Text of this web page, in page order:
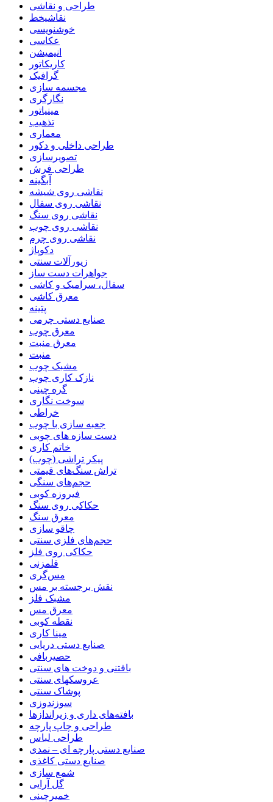
طراحی و نقاشی
نقاشیخط
خوشنویسی
عکاسی
انیمیشن
کاریکاتور
گرافیک
مجسمه سازی
نگارگری
مینیاتور
تذهیب
معماری
طراحی داخلی و دکور
تصویرسازی
طراحی فرش
آبگینه
نقاشی روی شیشه
نقاشی روی سفال
نقاشی روی سنگ
نقاشی روی چوب
نقاشی روی چرم
دکوپاژ
زیورآلات سنتی
جواهرات دست ساز
سفال، سرامیک و کاشی
معرق کاشی
پتینه
صنایع دستی چرمی
معرق چوب
معرق منبت
منبت
مشبک چوب
نازک کاری چوب
گره چینی
سوخت نگاری
خراطی
جعبه سازی با چوب
دست سازه های چوبی
خاتم کاری
پیکر تراشی (چوب)
تراش سنگ‌های قیمتی
حجم‌های سنگی
فیروزه کوبی
حکاکی روی سنگ
معرق سنگ
چاقو سازی
حجم‌های فلزی سنتی
حکاکی روی فلز
قلمزنی
مس‌گری
نقش برجسته بر مس
مشبک فلز
معرق مس
نقطه کوبی
مینا کاری
صنایع دستی دریایی
حصیربافی
بافتنی‌ و دوخت های سنتی
عروسکهای سنتی
پوشاک سنتی
سوزندوزی
بافته‌های داری و زیراندازها
طراحی و چاپ پارچه
طراحی لباس
صنایع دستی پارچه ای – نمدی
صنایع دستی کاغذی
شمع سازی
گل آرایی
خمیرچینی